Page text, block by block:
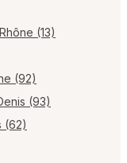
(13)
(92)
(93)
(62)